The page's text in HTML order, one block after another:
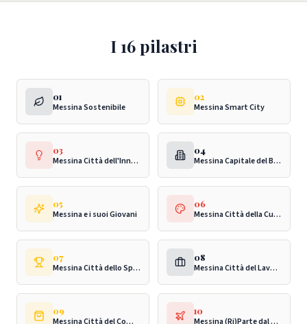
I 16 pilastri
01
Messina Sostenibile
02
Messina Smart City
03
Messina Città dell'Innovazione
04
Messina Capitale del Buon Governo
05
Messina e i suoi Giovani
06
Messina Città della Cultura
07
Messina Città dello Sport
08
Messina Città del Lavoro
09
Messina Città del Commercio
10
Messina (Ri)Parte dal Turismo